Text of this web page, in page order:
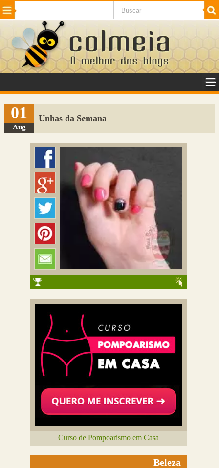
Beleza Cinema e TV
Internet Jogos NotÃ­cias SaÃºde
VeÃ­culos Adulto
Sugerir Link
Adicionar Blog
Colmeia Exchange
01
Aug
Unhas da Semana
Curso de Pompoarismo em Casa
Beleza